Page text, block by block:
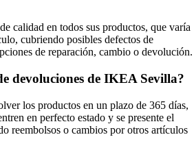
calidad en todos sus productos, que varía
cubriendo posibles defectos de
de reparación, cambio o devolución.
devoluciones de IKEA Sevilla?
los productos en un plazo de 365 días,
en perfecto estado y se presente el
reembolsos o cambios por otros artículos